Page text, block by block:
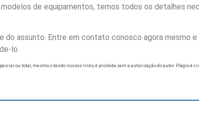
de equipamentos, temos todos os detalhes
do assunto. Entre em contato conosco agora mesmo
lo.
ou total, mesmo citando nossos links, é proibida sem a autorização do autor. Plágio é